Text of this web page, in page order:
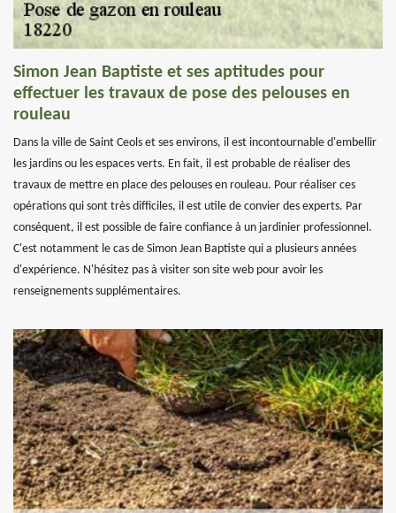
Simon Jean Baptiste et ses aptitudes pour
effectuer les travaux de pose des pelouses en
rouleau
Dans la ville de Saint Ceols et ses environs, il est incontournable d'embellir
les jardins ou les espaces verts. En fait, il est probable de réaliser des
travaux de mettre en place des pelouses en rouleau. Pour réaliser ces
opérations qui sont très difficiles, il est utile de convier des experts. Par
conséquent, il est possible de faire confiance à un jardinier professionnel.
C'est notamment le cas de Simon Jean Baptiste qui a plusieurs années
d'expérience. N'hésitez pas à visiter son site web pour avoir les
renseignements supplémentaires.